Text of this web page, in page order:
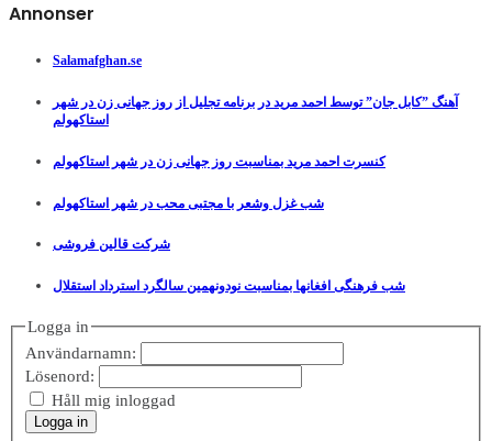
Annonser
Salamafghan.se
آهنگ ”کابل جان” توسط احمد مرید در برنامه تجلیل از روز جهانی زن در شهر
استاکهولم
کنسرت احمد مرید بمناسبت روز جهانی زن در شهر استاکهولم
شب غزل وشعر با مجتبی محب در شهر استاکهولم
شرکت قالین فروشی
شب فرهنگی افغانها بمناسبت نودونهمین سالگرد استرداد استقلال
Logga in
Användarnamn:
Lösenord:
Håll mig inloggad
Logga in